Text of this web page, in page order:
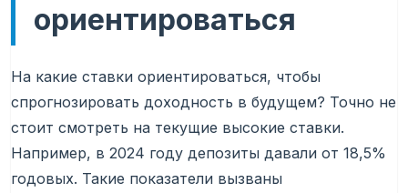
ориентироваться
На какие ставки ориентироваться, чтобы
спрогнозировать доходность в будущем? Точно не
стоит смотреть на текущие высокие ставки.
Например, в 2024 году депозиты давали от 18,5%
годовых. Такие показатели вызваны